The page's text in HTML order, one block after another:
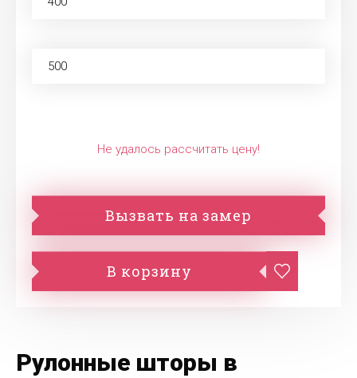
Не удалось рассчитать цену!
Вызвать на замер
В корзину
Рулонные шторы в